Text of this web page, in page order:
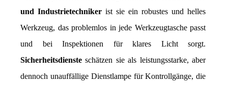
und Industrietechniker ist sie ein robustes und helles
Werkzeug, das problemlos in jede Werkzeugtasche passt
Sicherheitsdienste schätzen sie als leistungsstarke, aber
dennoch unauffällige Dienstlampe für Kontrollgänge, die